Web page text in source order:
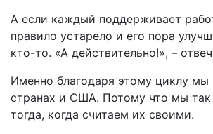
А если каждый поддерживает
правило устарело и его пора
кто-то. «А действительно!», –
Именно благодаря этому циклу мы
странах и США. Потому что мы так
тогда, когда считаем их своими.